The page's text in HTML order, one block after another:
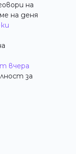
на
на деня
вчера
за